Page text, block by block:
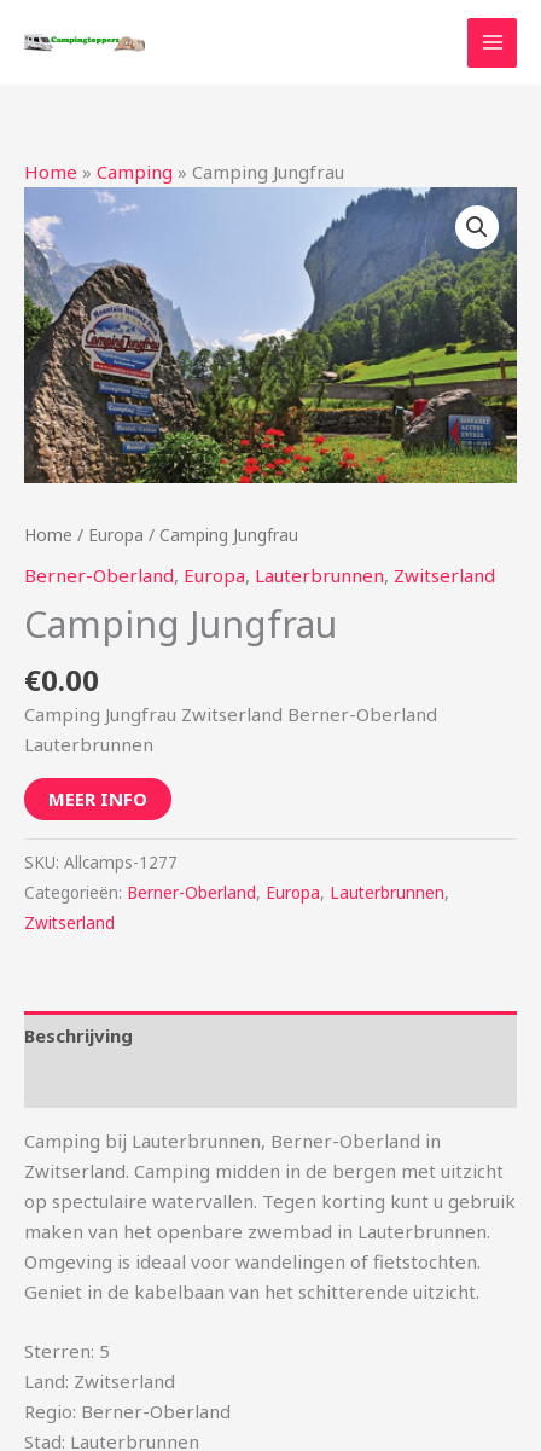
naar
Home » Camping » Camping Jungfrau
Home / Europa / Camping Jungfrau
Berner-Oberland, Europa, Lauterbrunnen, Zwitserland
Camping Jungfrau
€0.00
Camping Jungfrau Zwitserland Berner-Oberland
Lauterbrunnen
MEER INFO
SKU: Allcamps-1277
Categorieën: Berner-Oberland, Europa, Lauterbrunnen,
Zwitserland
Beschrijving
Camping bij Lauterbrunnen, Berner-Oberland in
Zwitserland. Camping midden in de bergen met uitzicht
op spectulaire watervallen. Tegen korting kunt u gebruik
maken van het openbare zwembad in Lauterbrunnen.
Omgeving is ideaal voor wandelingen of fietstochten.
Geniet in de kabelbaan van het schitterende uitzicht.
Sterren: 5
Land: Zwitserland
Regio: Berner-Oberland
Stad: Lauterbrunnen